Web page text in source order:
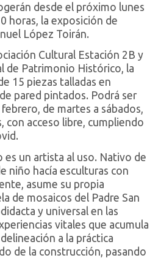
desde el próximo lunes
horas, la exposición de
López Toirán.
Cultural Estación 2B y
de Patrimonio Histórico, la
15 piezas talladas en
pared pintados. Podrá ser
de martes a sábados,
con acceso libre, cumpliendo
es un artista al uso. Nativo de
niño hacía esculturas con
asume su propia
de mosaicos del Padre San
y universal en las
vitales que acumula
a la práctica
de la construcción, pasando